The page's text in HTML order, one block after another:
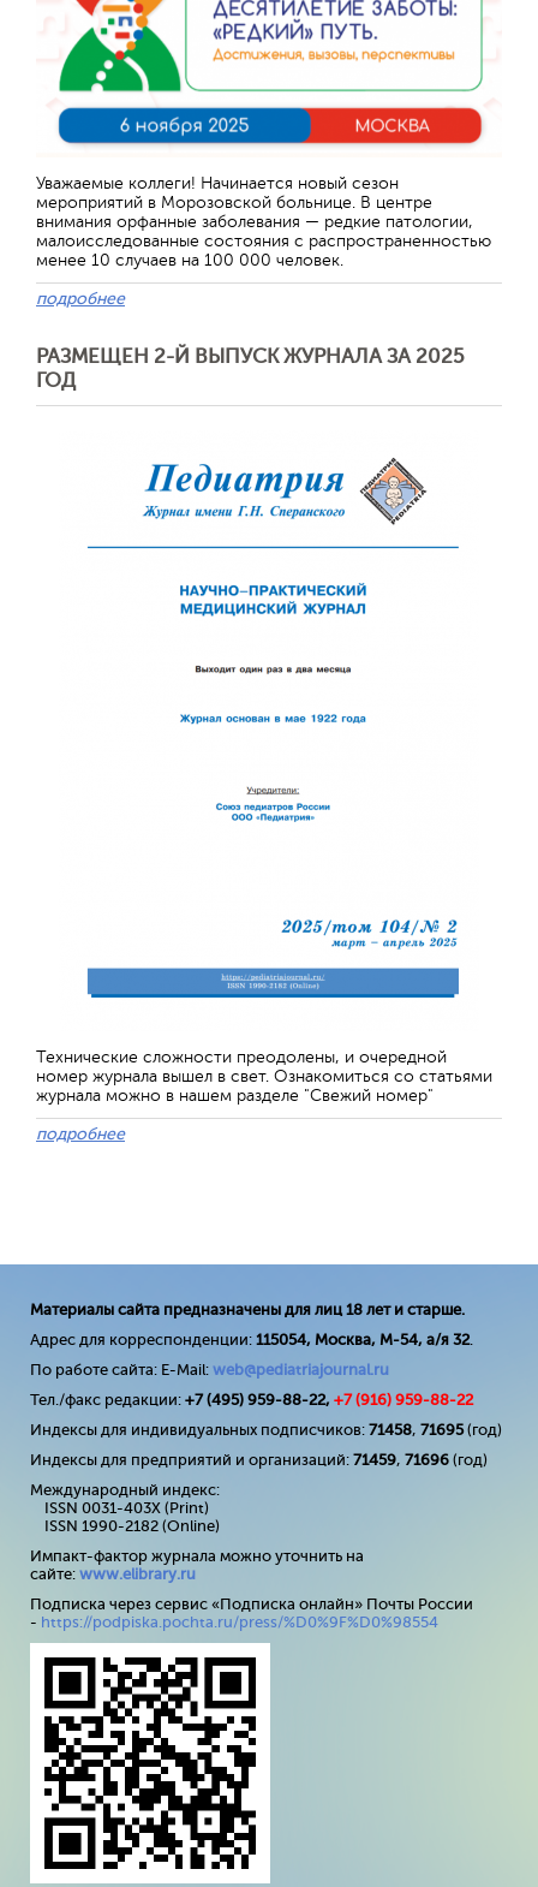
Уважаемые коллеги! Начинается новый сезон
мероприятий в Морозовской больнице. В центре
внимания орфанные заболевания — редкие патологии,
малоисследованные состояния с распространенностью
менее 10 случаев на 100 000 человек.
подробнее
РАЗМЕЩЕН 2-Й ВЫПУСК ЖУРНАЛА ЗА 2025
ГОД
Технические сложности преодолены, и очередной
номер журнала вышел в свет. Ознакомиться со статьями
журнала можно в нашем разделе "Свежий номер"
подробнее
Материалы сайта предназначены для лиц 18 лет и старше.
Адрес для корреспонденции: 115054, Москва, М-54, а/я 32.
По работе сайта: E-Mail: web@pediatriajournal.ru
Тел./факс редакции: +7 (495) 959-88-22, +7 (916) 959-88-22
Индексы для индивидуальных подписчиков: 71458, 71695(год)
Индексы для предприятий и организаций: 71459, 71696 (год)
Международный индекс:
ISSN 0031-403X (Print)
ISSN 1990-2182 (Online)
Импакт-фактор журнала можно уточнить на
сайте: www.elibrary.ru
Подписка через сервис «Подписка онлайн» Почты России
- https://podpiska.pochta.ru/press/%D0%9F%D0%98554